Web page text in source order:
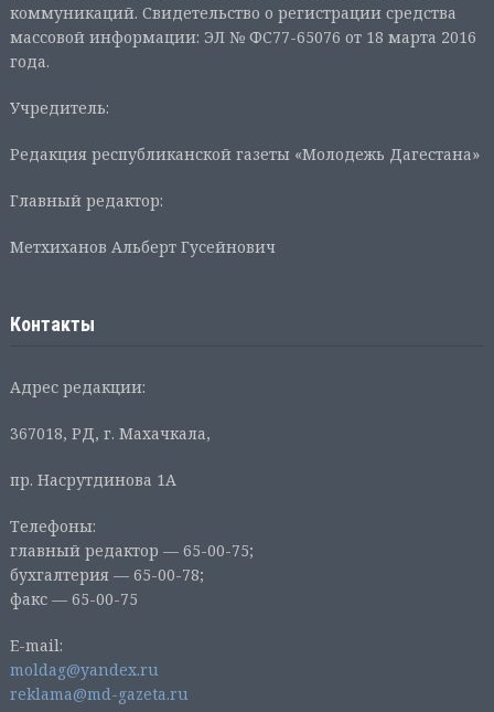
коммуникаций. Свидетельство о регистрации средства
массовой информации: ЭЛ № ФС77-65076 от 18 марта 2016
года.
Учредитель:
Редакция республиканской газеты «Молодежь Дагестана»
Главный редактор:
Метхиханов Альберт Гусейнович
Контакты
Адрес редакции:
367018, РД, г. Махачкала,
пр. Насрутдинова 1А
Телефоны:
главный редактор — 65-00-75;
бухгалтерия — 65-00-78;
факс — 65-00-75
E-mail:
moldag@yandex.ru
reklama@md-gazeta.ru